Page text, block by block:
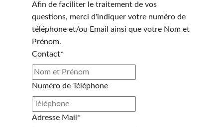
Afin de faciliter le traitement de vos
questions, merci d'indiquer votre numéro de
téléphone et/ou Email ainsi que votre Nom et
Prénom.
Contact*
Numéro de Téléphone
Adresse Mail*